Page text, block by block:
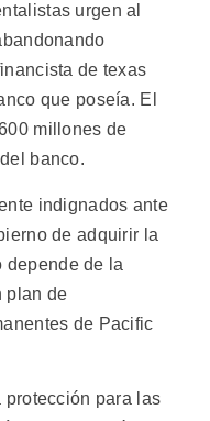
urgen al
de texas
que poseía. El
millones de
banco.
indignados ante
de adquirir la
depende de la
plan de
de Pacific
protección para las